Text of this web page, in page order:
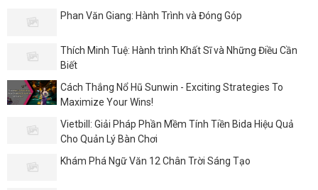
Phan Văn Giang: Hành Trình và Đóng Góp
Thích Minh Tuệ: Hành trình Khất Sĩ và Những Điều Cần
Biết
Cách Thắng Nổ Hũ Sunwin - Exciting Strategies To
Maximize Your Wins!
Vietbill: Giải Pháp Phần Mềm Tính Tiền Bida Hiệu Quả
Cho Quản Lý Bàn Chơi
Khám Phá Ngữ Văn 12 Chân Trời Sáng Tạo